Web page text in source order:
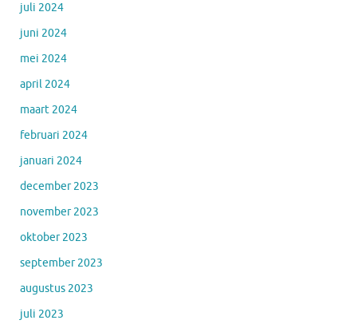
juli 2024
juni 2024
mei 2024
april 2024
maart 2024
februari 2024
januari 2024
december 2023
november 2023
oktober 2023
september 2023
augustus 2023
juli 2023